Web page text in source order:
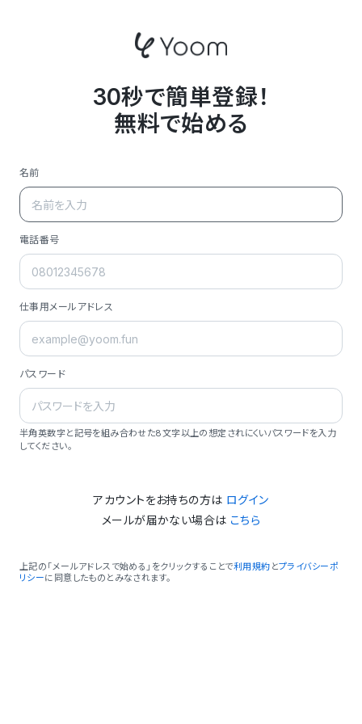
30秒で簡単登録！
無料で始める
名前
電話番号
仕事用メールアドレス
パスワード
半角英数字と記号を組み合わせた8文字以上の想定されにくいパスワードを入力
してください。
アカウントをお持ちの方は ログイン
メールが届かない場合は こちら
上記の「メールアドレスで始める」をクリックすることで利用規約 とプライバシーポ
リシーに同意したものとみなされます。